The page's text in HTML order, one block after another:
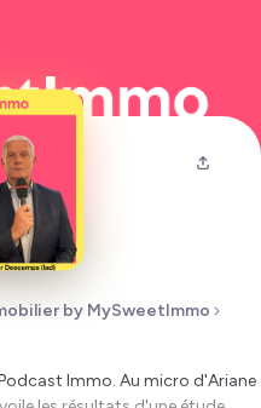
by MySweetImmo
Immo. Au micro d'Ariane